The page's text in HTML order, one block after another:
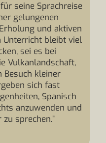
seine Sprachreise
gelungenen
und aktiven
Unterricht bleibt viel
sei es bei
Vulkanlandschaft,
Besuch kleiner
sich fast
Spanisch
anzuwenden und
sprechen.”